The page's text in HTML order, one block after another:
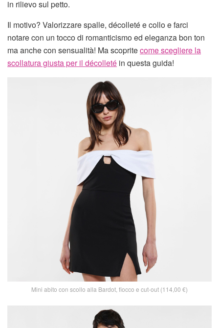
in rilievo sul petto.
Il motivo? Valorizzare spalle, décolleté e collo e farci
notare con un tocco di romanticismo ed eleganza bon ton
ma anche con sensualità! Ma scopritecome scegliere la
scollatura giusta per il décolleté in questa guida!
Mini abito con scollo alla Bardot, fiocco e cut-out (114,00 €)